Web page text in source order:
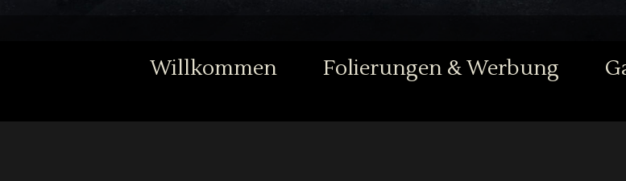
Willkommen Folierungen & Werbung